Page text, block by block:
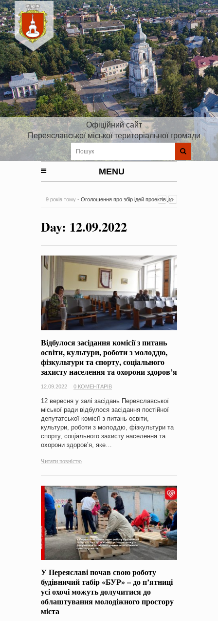
Офіційний сайт
Переяславської міської територіальної громади
MENU
9 років тому - Оголошення про збір ідей проектів до
на період 2018 – 2020 роки Оголошення про збір ідей
проектів
-0 Коментарів
Day: 12.09.2022
Відбулося засідання комісії з питань
освіти, культури, роботи з молоддю,
фізкультури та спорту, соціального
захисту населення та охорони здоров’я
12.09.2022 0 КОМЕНТАРІВ
12 вересня у залі засідань Переяславської
міської ради відбулося засідання постійної
депутатської комісії з питань освіти,
культури, роботи з молоддю, фізкультури та
спорту, соціального захисту населення та
охорони здоров’я, яке…
Читати повністю
У Переяславі почав свою роботу
будівничий табір «БУР» – до п’ятниці
усі охочі можуть долучитися до
облаштування молодіжного простору
міста